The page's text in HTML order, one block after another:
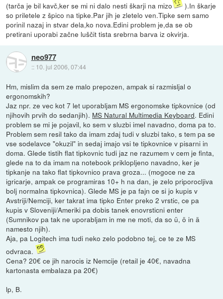
(tarča je bil kavč,ker se mi ni dalo nesti škarji na mizo
).In škarje
so priletele z špico na tipke.Par jih je zletelo ven.Tipke sem samo
porinil nazaj in stvar dela,ko nova.Edini problem je,da se ob
pretirani uporabi začne luščit tista srebrna barva iz okvirja.
neo977
:: 10. jul 2006, 07:44
Hm, mislim da sem ze malo prepozen, ampak si razmisljal o
ergonomskih?
Jaz npr. ze vec kot 7 let uporabljam MS ergonomske tipkovnice (od
njihovih prvih do sedanjih). MS Natural Multimedia Keyboard. Edini
problem se mi je pojavil, ko sem v sluzbi imel navadno, doma pa to.
Problem sem resil tako da imam zdaj tudi v sluzbi tako, s tem pa se
vse sodelavce "okuzil" in sedaj imajo vsi te tipkovnice v pisarni in
doma. Glede tistih flat tipkovnic tudi jaz ne razumem v cem je finta,
glede na to da imam na notebook priklopljeno navadno, ker je
tipkanje na tako flat tipkovnico prava groza... (mogoce ne za
igricarje, ampak ce programiras 10+ h na dan, je zelo priporocljiva
bolj normalna tipkovnica). Glede MS je pa fajn ce si jo kupis v
Avstriji/Nemciji, ker takrat ima tipko Enter preko 2 vrstic, ce pa
kupis v Sloveniji/Ameriki pa dobis tanek enovrsticni enter
(Sumnikov pa tak ne uporabljam in me ne moti, da so ü, ö in ä
namesto njih).
Aja, pa Logitech ima tudi neko zelo podobno tej, ce te ze MS
odvraca.
Cena? 20€ ce jih narocis iz Nemcije (retail je 40€, navadna
kartonasta embalaza pa 20€)
lp, B.